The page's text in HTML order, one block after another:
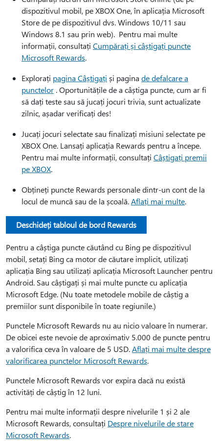
dispozitivul mobil, pe XBOX One, în aplicația Microsoft
Store de pe dispozitivul dvs. Windows 10/11 sau
Windows 8.1 sau prin web). Pentru mai multe
informații, consultați Cumpărați și câștigați puncte
Microsoft Rewards.
Explorați pagina Câștigați și pagina de defalcare a
punctelor . Oportunitățile de a câștiga puncte, cum ar fi
să dați teste sau să jucați jocuri trivia, sunt actualizate
zilnic, așadar verificați des!
Jucați jocuri selectate sau finalizați misiuni selectate pe
XBOX One. Lansați aplicația Rewards pentru a începe.
Pentru mai multe informații, consultați Câștigați premii
pe XBOX.
Obțineți puncte Rewards personale dintr-un cont de la
locul de muncă sau de la școală.Aflați mai multe.
Deschideți tabloul de bord Rewards
Pentru a câștiga puncte căutând cu Bing pe dispozitivul
mobil, setați Bing ca motor de căutare implicit, utilizați
aplicația Bing sau utilizați aplicația Microsoft Launcher pentru
Android. Sau câștigați și mai multe puncte cu aplicația
Microsoft Edge. (Nu toate metodele mobile de câștig a
premiilor sunt disponibile în toate regiunile.)
Punctele Microsoft Rewards nu au nicio valoare în numerar.
De obicei este nevoie de aproximativ 5.000 de puncte pentru
a valorifica ceva în valoare de 5 USD.Aflați mai multe despre
valorificarea punctelor Microsoft Rewards.
Punctele Microsoft Rewards vor expira dacă nu există
activități de câștig în 12 luni.
Pentru mai multe informații despre nivelurile 1 și 2 ale
Microsoft Rewards, consultați Despre nivelurile de stare
Microsoft Rewards.